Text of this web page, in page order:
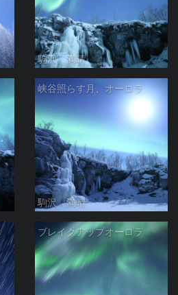
駒沢 満晴
峡谷照らす月、オーロラ
駒沢 満晴
ブレイクアップオーロラ